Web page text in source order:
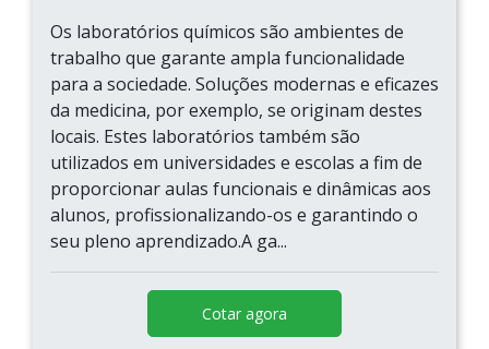
Os laboratórios químicos são ambientes de
trabalho que garante ampla funcionalidade
para a sociedade. Soluções modernas e eficazes
da medicina, por exemplo, se originam destes
locais. Estes laboratórios também são
utilizados em universidades e escolas a fim de
proporcionar aulas funcionais e dinâmicas aos
alunos, profissionalizando-os e garantindo o
seu pleno aprendizado.A ga...
Cotar agora